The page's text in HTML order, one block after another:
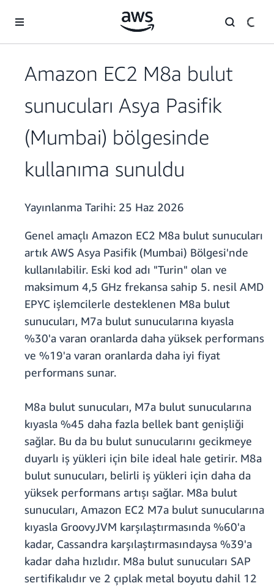
Amazon EC2 M8a bulut
sunucuları Asya Pasifik
(Mumbai) bölgesinde
kullanıma sunuldu
Yayınlanma Tarihi: 25 Haz 2026
Genel amaçlı Amazon EC2 M8a bulut sunucuları
artık AWS Asya Pasifik (Mumbai) Bölgesi'nde
kullanılabilir. Eski kod adı "Turin" olan ve
maksimum 4,5 GHz frekansa sahip 5. nesil AMD
EPYC işlemcilerle desteklenen M8a bulut
sunucuları, M7a bulut sunucularına kıyasla
%30'a varan oranlarda daha yüksek performans
ve %19'a varan oranlarda daha iyi fiyat
performans sunar.
M8a bulut sunucuları, M7a bulut sunucularına
kıyasla %45 daha fazla bellek bant genişliği
sağlar. Bu da bu bulut sunucularını gecikmeye
duyarlı iş yükleri için bile ideal hale getirir. M8a
bulut sunucuları, belirli iş yükleri için daha da
yüksek performans artışı sağlar. M8a bulut
sunucuları, Amazon EC2 M7a bulut sunucularına
kıyasla GroovyJVM karşılaştırmasında %60'a
kadar, Cassandra karşılaştırmasındaysa %39'a
kadar daha hızlıdır. M8a bulut sunucuları SAP
sertifikalıdır ve 2 çıplak metal boyutu dahil 12